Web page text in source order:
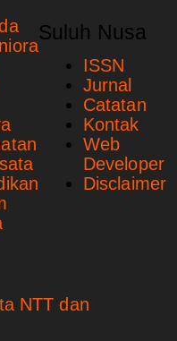
Suluh Nusa
ISSN
Jurnal
Catatan
Kontak
Web
Developer
Disclaimer
NTT dan